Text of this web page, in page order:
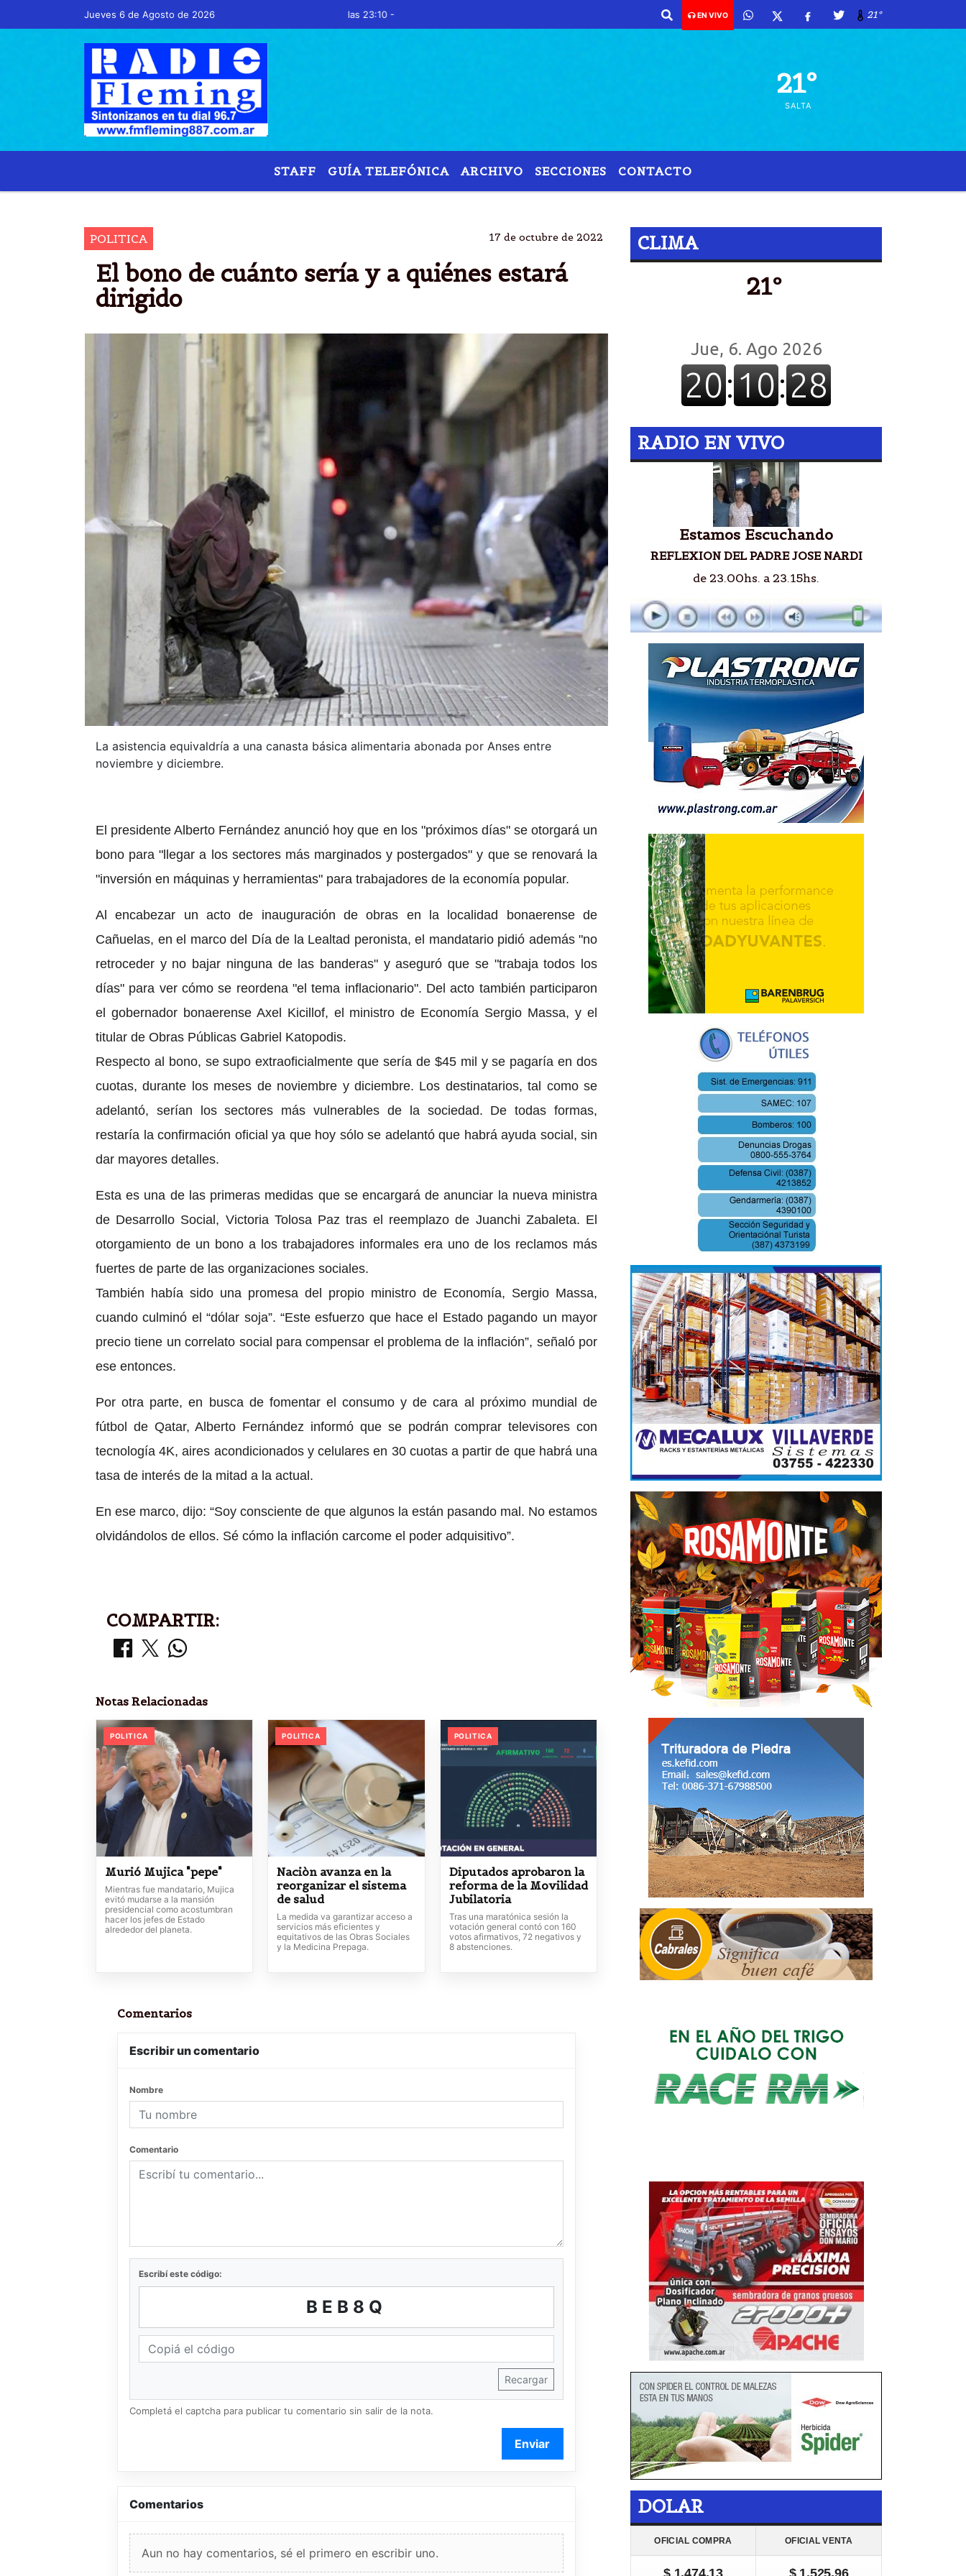
Jueves 6 de Agosto de 2026
Hoy es Jueves 6 de Agosto de 2026 y son las 23:10 - EN VIVO 21º
21º
SALTA
STAFF GUÍA TELEFÓNICA ARCHIVO SECCIONES CONTACTO
POLITICA 17 de octubre de 2022
El bono de cuánto sería y a quiénes estará
dirigido
La asistencia equivaldría a una canasta básica alimentaria abonada por Anses entre
noviembre y diciembre.
El presidente Alberto Fernández anunció hoy que en los "próximos días" se otorgará un
bono para "llegar a los sectores más marginados y postergados" y que se renovará la
"inversión en máquinas y herramientas" para trabajadores de la economía popular.
Al encabezar un acto de inauguración de obras en la localidad bonaerense de
Cañuelas, en el marco del Día de la Lealtad peronista, el mandatario pidió además "no
retroceder y no bajar ninguna de las banderas" y aseguró que se "trabaja todos los
días" para ver cómo se reordena "el tema inflacionario". Del acto también participaron
el gobernador bonaerense Axel Kicillof, el ministro de Economía Sergio Massa, y el
titular de Obras Públicas Gabriel Katopodis.
Respecto al bono, se supo extraoficialmente que sería de $45 mil y se pagaría en dos
cuotas, durante los meses de noviembre y diciembre. Los destinatarios, tal como se
adelantó, serían los sectores más vulnerables de la sociedad. De todas formas,
restaría la confirmación oficial ya que hoy sólo se adelantó que habrá ayuda social, sin
dar mayores detalles.
Esta es una de las primeras medidas que se encargará de anunciar la nueva ministra
de Desarrollo Social, Victoria Tolosa Paz tras el reemplazo de Juanchi Zabaleta. El
otorgamiento de un bono a los trabajadores informales era uno de los reclamos más
fuertes de parte de las organizaciones sociales.
También había sido una promesa del propio ministro de Economía, Sergio Massa,
cuando culminó el “dólar soja”. “Este esfuerzo que hace el Estado pagando un mayor
precio tiene un correlato social para compensar el problema de la inflación”, señaló por
ese entonces.
Por otra parte, en busca de fomentar el consumo y de cara al próximo mundial de
fútbol de Qatar, Alberto Fernández informó que se podrán comprar televisores con
tecnología 4K, aires acondicionados y celulares en 30 cuotas a partir de que habrá una
tasa de interés de la mitad a la actual.
En ese marco, dijo: “Soy consciente de que algunos la están pasando mal. No estamos
olvidándolos de ellos. Sé cómo la inflación carcome el poder adquisitivo”.
COMPARTIR:
Notas Relacionadas
POLITICA
Murió Mujica "pepe"
Mientras fue mandatario, Mujica
evitó mudarse a la mansión
presidencial como acostumbran
hacer los jefes de Estado
alrededor del planeta.
POLITICA
Naciòn avanza en la
reorganizar el sistema
de salud
La medida va garantizar acceso a
servicios más eficientes y
equitativos de las Obras Sociales
y la Medicina Prepaga.
POLITICA
Diputados aprobaron la
reforma de la Movilidad
Jubilatoria
Tras una maratónica sesión la
votación general contó con 160
votos afirmativos, 72 negativos y
8 abstenciones.
Comentarios
Escribir un comentario
Nombre
Comentario
Escribí este código:
BEB8Q
Recargar
Completá el captcha para publicar tu comentario sin salir de la nota.
Enviar
Comentarios
Aun no hay comentarios, sé el primero en escribir uno.
CLIMA
21º
RADIO EN VIVO
Estamos Escuchando
REFLEXION DEL PADRE JOSE NARDI
de 23.00hs. a 23.15hs.
DOLAR
OFICIAL COMPRA OFICIAL VENTA